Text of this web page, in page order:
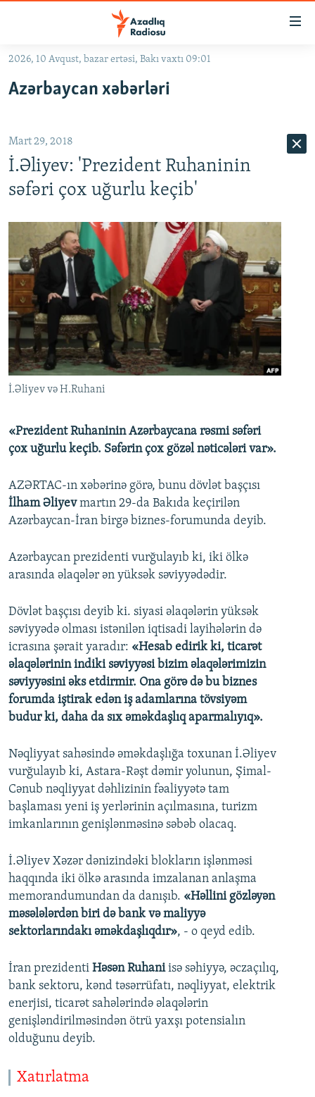
Əsas
qayıt
qayıt
Axtarışa
FƏRQƏ BAX
QANUNI DOĞRU
ARAŞDIRMA
MULTIMEDIA
VIDEO
FOTOQALEREYA
İNFOQRAFIKA
KARIKATURA
RADIO ARXIV
OXU ZALI
AZƏRBAYCAN ƏDƏBIYYATI KITABXANASI
İSLAM VƏ DEMOKRATIYA
HAQQIMIZDA
MISSIYAMIZ
PEŞƏ ETIKASI VƏ JURNALISTIKA STANDARTLARIMIZ
BIZIMLƏ ƏLAQƏ
XƏBƏR BÜLLETENLƏRIMIZ
BIZI IZLƏ
2026, 10 Avqust, bazar ertəsi, Bakı vaxtı 09:01
Azərbaycan xəbərləri
Mart 29, 2018
İ.Əliyev: 'Prezident Ruhaninin
səfəri çox uğurlu keçib'
İ.Əliyev və H.Ruhani
«Prezident Ruhaninin Azərbaycana rəsmi səfəri
çox uğurlu keçib. Səfərin çox gözəl nəticələri var».
AZƏRTAC-ın xəbərinə görə, bunu dövlət başçısı
İlham Əliyevmartın 29-da Bakıda keçirilən
Azərbaycan-İran birgə biznes-forumunda deyib.
Azərbaycan prezidenti vurğulayıb ki, iki ölkə
arasında əlaqələr ən yüksək səviyyədədir.
Dövlət başçısı deyib ki. siyasi əlaqələrin yüksək
səviyyədə olması istənilən iqtisadi layihələrin də
icrasına şərait yaradır: «Hesab edirik ki, ticarət
əlaqələrinin indiki səviyyəsi bizim əlaqələrimizin
səviyyəsini əks etdirmir. Ona görə də bu biznes
forumda iştirak edən iş adamlarına tövsiyəm
budur ki, daha da sıx əməkdaşlıq aparmalıyıq».
Nəqliyyat sahəsində əməkdaşlığa toxunan İ.Əliyev
vurğulayıb ki, Astara-Rəşt dəmir yolunun, Şimal-
Cənub nəqliyyat dəhlizinin fəaliyyətə tam
başlaması yeni iş yerlərinin açılmasına, turizm
imkanlarının genişlənməsinə səbəb olacaq.
İ.Əliyev Xəzər dənizindəki blokların işlənməsi
haqqında iki ölkə arasında imzalanan anlaşma
memorandumundan da danışıb. «Həllini gözləyən
məsələlərdən biri də bank və maliyyə
sektorlarındakı əməkdaşlıqdır», - o qeyd edib.
İran prezidenti Həsən Ruhaniisə səhiyyə, əczaçılıq,
bank sektoru, kənd təsərrüfatı, nəqliyyat, elektrik
enerjisi, ticarət sahələrində əlaqələrin
genişləndirilməsindən ötrü yaxşı potensialın
olduğunu deyib.
Xatırlatma